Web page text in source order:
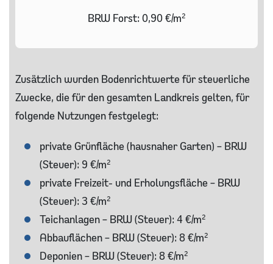
BRW Forst: 0,90 €/m²
Zusätzlich wurden Bodenrichtwerte für steuerliche
Zwecke, die für den gesamten Landkreis gelten, für
folgende Nutzungen festgelegt:
private Grünfläche (hausnaher Garten) – BRW
(Steuer): 9 €/m²
private Freizeit- und Erholungsfläche – BRW
(Steuer): 3 €/m²
Teichanlagen – BRW (Steuer): 4 €/m²
Abbauflächen – BRW (Steuer): 8 €/m²
Deponien – BRW (Steuer): 8 €/m²